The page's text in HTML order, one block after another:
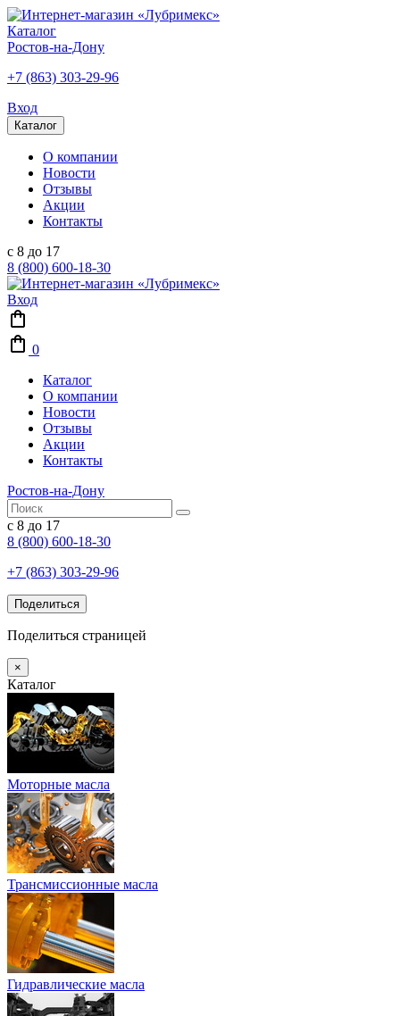
Каталог
Ростов-на-Дону
+7 (863) 303-29-96
Вход
Каталог
О компании
Новости
Отзывы
Акции
Контакты
с 8 до 17
8 (800) 600-18-30
Вход
0
Каталог
О компании
Новости
Отзывы
Акции
Контакты
Ростов-на-Дону
с 8 до 17
8 (800) 600-18-30
+7 (863) 303-29-96
Поделиться
Поделиться страницей
×
Каталог
Моторные масла
Трансмиссионные масла
Гидравлические масла